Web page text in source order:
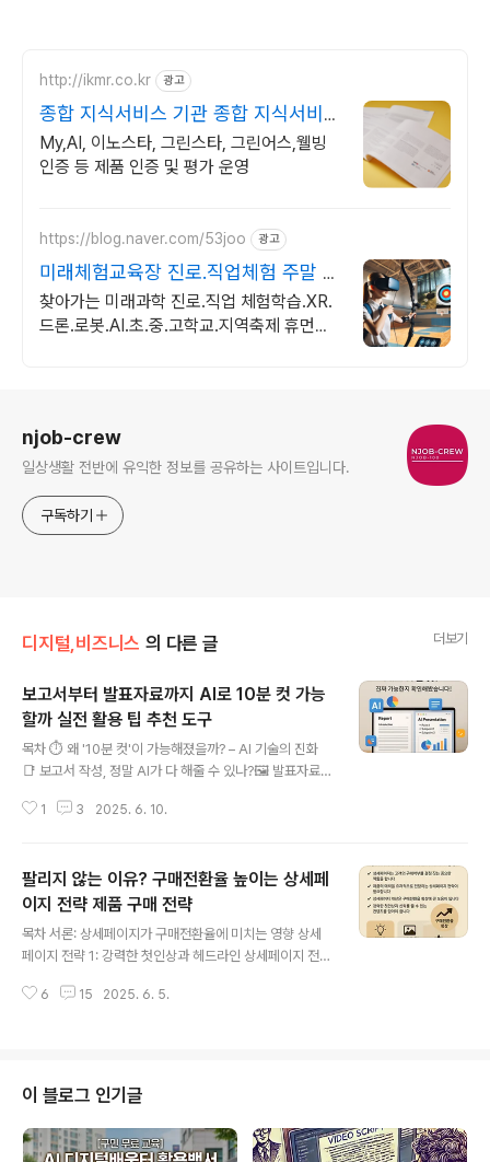
http://ikmr.co.kr 광고
종합 지식서비스 기관 종합 지식서비스
기관
My,AI, 이노스타, 그린스타, 그린어스,웰빙
인증 등 제품 인증 및 평가 운영
https://blog.naver.com/53joo 광고
미래체험교육장 진로.직업체험 주말 상
담 가능 1:1교육
찾아가는 미래과학 진로.직업 체험학습.XR.
드론.로봇.AI.초.중.고학교.지역축제 휴먼로
njob-crew
일상생활 전반에 유익한 정보를 공유하는 사이트입니다.
구독하기
디지털,비즈니스 의 다른 글 더보기
보고서부터 발표자료까지 AI로 10분 컷 가능
할까 실전 활용 팁 추천 도구
목차 ⏱️ 왜 '10분 컷'이 가능해졌을까? – AI 기술의 진화
📑 보고서 작성, 정말 AI가 다 해줄 수 있나?🖼️ 발표자료
하게 업무 효율 높이는 법 🛠️ 추천 도구 리스트: 2025년
현실이 되고 있습니다.최근 AI 문서 생성 기술은 GPT-4.
5, Gemini 1.5, Claude 3.5 등 최신 언어모델 기반의 툴
을 중심으로 비약적인 발전을 이루었고, 이에 따라 직장인,
대학생, 프리랜서들까지 누구나 손쉽게 고퀄리티 문서와
는 실제로 가능한지, ..
1 3 2025. 6. 10.
팔리지 않는 이유? 구매전환율 높이는 상세페
이지 전략 제품 구매 전략
목차 서론: 상세페이지가 구매전환율에 미치는 영향 상세
페이지 전략 1: 강력한 첫인상과 헤드라인 상세페이지 전략
설득력 있는 제품 설명과 고객 후기 상세페이지 전략 4: 구
가 구매전환율에 미치는 영향 온라인 쇼핑몰에서 제품의
상세페이지는 고객의 구매 결정에 직접적인 영향을 미치는
핵심 요소입니다.상세페이지의 구성과 내용이 고객의 신뢰
를 얻고, 제품의 가치를 효과적으로 전달할 수 있다면 구매
6 15 2025. 6. 5.
이 블로그 인기글